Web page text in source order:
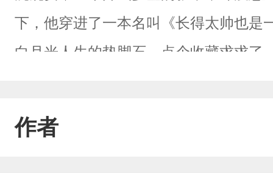
下，他穿进了一本名叫《长得太帅也是
白月光人生的垫脚石。点个收藏求求了
作者